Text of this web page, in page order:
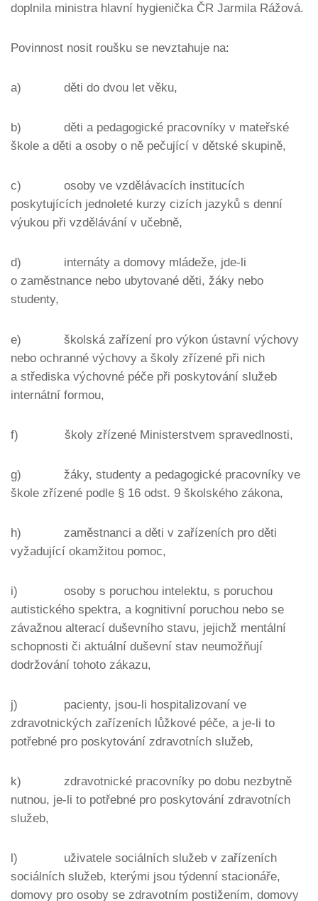
doplnila ministra hlavní hygienička ČR Jarmila Rážová.
Povinnost nosit roušku se nevztahuje na:
a) děti do dvou let věku,
b) děti a pedagogické pracovníky v mateřské
škole a děti a osoby o ně pečující v dětské skupině,
c) osoby ve vzdělávacích institucích
poskytujících jednoleté kurzy cizích jazyků s denní
výukou při vzdělávání v učebně,
d) internáty a domovy mládeže, jde-li
o zaměstnance nebo ubytované děti, žáky nebo
studenty,
e) školská zařízení pro výkon ústavní výchovy
nebo ochranné výchovy a školy zřízené při nich
a střediska výchovné péče při poskytování služeb
internátní formou,
f) školy zřízené Ministerstvem spravedlnosti,
g) žáky, studenty a pedagogické pracovníky ve
škole zřízené podle § 16 odst. 9 školského zákona,
h) zaměstnanci a děti v zařízeních pro děti
vyžadující okamžitou pomoc,
i) osoby s poruchou intelektu, s poruchou
autistického spektra, a kognitivní poruchou nebo se
závažnou alterací duševního stavu, jejichž mentální
schopnosti či aktuální duševní stav neumožňují
dodržování tohoto zákazu,
j) pacienty, jsou-li hospitalizovaní ve
zdravotnických zařízeních lůžkové péče, a je-li to
potřebné pro poskytování zdravotních služeb,
k) zdravotnické pracovníky po dobu nezbytně
nutnou, je-li to potřebné pro poskytování zdravotních
služeb,
l) uživatele sociálních služeb v zařízeních
sociálních služeb, kterými jsou týdenní stacionáře,
domovy pro osoby se zdravotním postižením, domovy